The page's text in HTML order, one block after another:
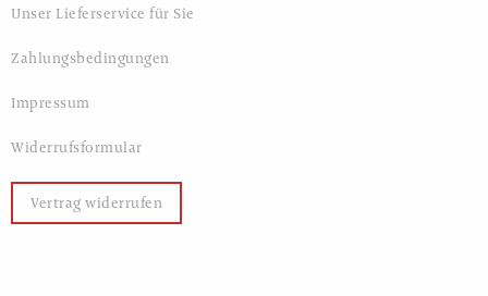
Unser Lieferservice für Sie
Zahlungsbedingungen
Impressum
Widerrufsformular
Vertrag widerrufen